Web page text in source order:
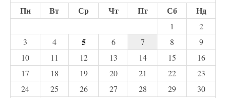
Пн
Вт Ср Чт Пт Сб Нд
1
2
3
4 5 6 7 8
9
10
11 12 13 14 15
16
17
18 19 20 21 22
23
24
25 26 27 28 29
30